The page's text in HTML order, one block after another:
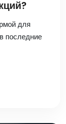
для
последние